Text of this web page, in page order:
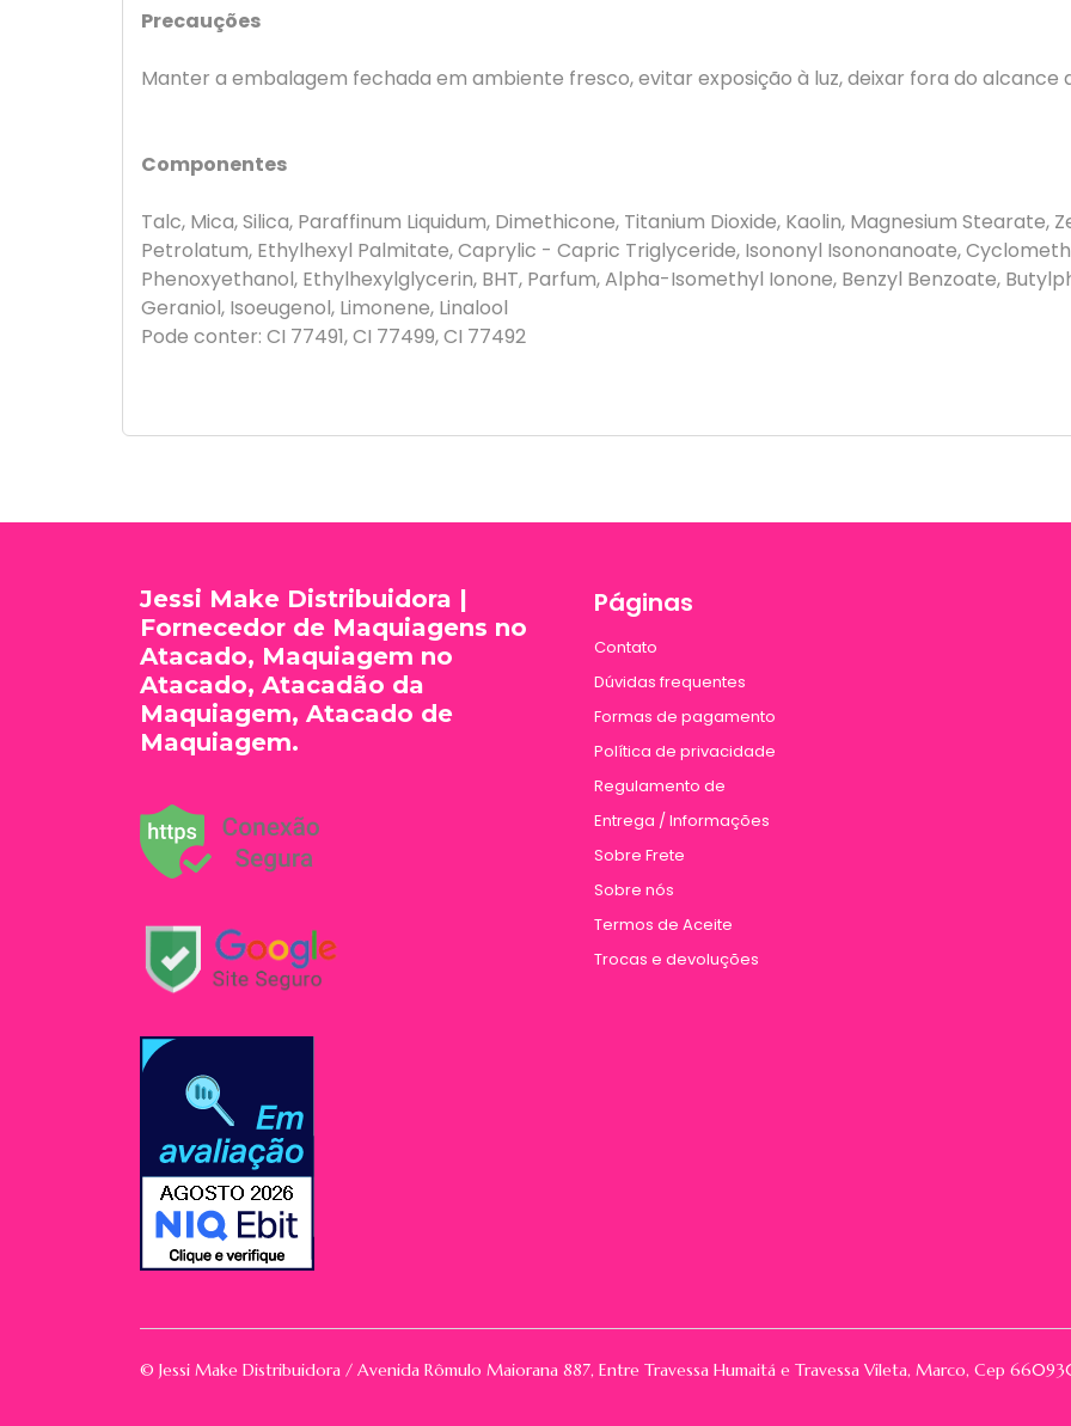
Precauções
Manter a embalagem fechada em ambiente fresco, evitar exposição à luz, deixar fora do alcance
Componentes
Talc, Mica, Silica, Paraffinum Liquidum, Dimethicone, Titanium Dioxide, Kaolin, Magnesium Stearate,
Petrolatum, Ethylhexyl Palmitate, Caprylic - Capric Triglyceride, Isononyl Isononanoate,
Phenoxyethanol, Ethylhexylglycerin, BHT, Parfum, Alpha-Isomethyl Ionone, Benzyl Benzoate,
Geraniol, Isoeugenol, Limonene, Linalool
Pode conter: CI 77491, CI 77499, CI 77492
Páginas
Contato
Dúvidas frequentes
Formas de pagamento
Política de privacidade
Regulamento de
Entrega / Informações
Sobre Frete
Sobre nós
Termos de Aceite
Trocas e devoluções
Jessi Make Distribuidora |
Fornecedor de Maquiagens no
Atacado, Maquiagem no
Atacado, Atacadão da
Maquiagem, Atacado de
Maquiagem.
© Jessi Make Distribuidora / Avenida Rômulo Maiorana 887, Entre Travessa Humaitá e Travessa Vileta, Marco, Cep